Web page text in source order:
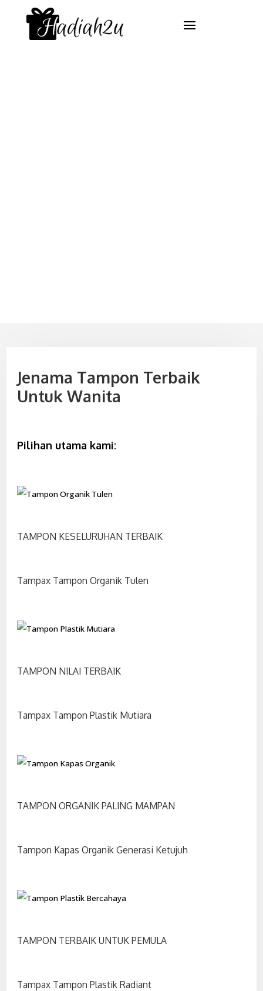
Jenama Tampon Terbaik
Untuk Wanita
Pilihan utama kami:
TAMPON KESELURUHAN TERBAIK
Tampax Tampon Organik Tulen
TAMPON NILAI TERBAIK
Tampax Tampon Plastik Mutiara
TAMPON ORGANIK PALING MAMPAN
Tampon Kapas Organik Generasi Ketujuh
TAMPON TERBAIK UNTUK PEMULA
Tampax Tampon Plastik Radiant